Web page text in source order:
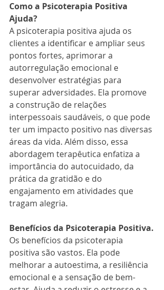
Como a Psicoterapia Positiva
Ajuda?
A psicoterapia positiva ajuda os
clientes a identificar e ampliar seus
pontos fortes, aprimorar a
autorregulação emocional e
desenvolver estratégias para
superar adversidades. Ela promove
a construção de relações
interpessoais saudáveis, o que pode
ter um impacto positivo nas diversas
áreas da vida. Além disso, essa
abordagem terapêutica enfatiza a
importância do autocuidado, da
prática da gratidão e do
engajamento em atividades que
tragam alegria.
Benefícios da Psicoterapia Positiva.
Os benefícios da psicoterapia
positiva são vastos. Ela pode
melhorar a autoestima, a resiliência
emocional e a sensação de bem-